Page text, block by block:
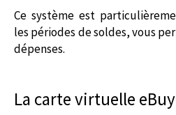
Ce système est
les périodes de soldes, vous
dépenses.
La carte virtuelle